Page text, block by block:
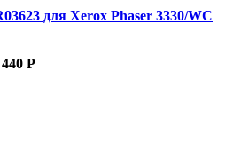
для Xerox Phaser 3330/WC
Р